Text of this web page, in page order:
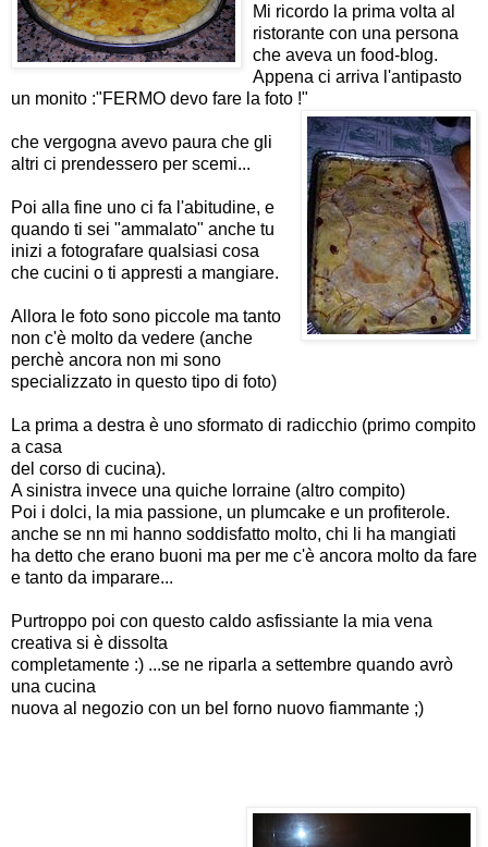
Mi ricordo la prima volta al
ristorante con una persona
che aveva un food-blog.
Appena ci arriva l'antipasto
un monito :"FERMO devo fare la foto !"
che vergogna avevo paura che gli
altri ci prendessero per scemi...
Poi alla fine uno ci fa l'abitudine, e
quando ti sei "ammalato" anche tu
inizi a fotografare qualsiasi cosa
che cucini o ti appresti a mangiare.
Allora le foto sono piccole ma tanto
non c'è molto da vedere (anche
perchè ancora non mi sono
specializzato in questo tipo di foto)
La prima a destra è uno sformato di radicchio (primo compito
a casa
del corso di cucina).
A sinistra invece una quiche lorraine (altro compito)
Poi i dolci, la mia passione, un plumcake e un profiterole.
anche se nn mi hanno soddisfatto molto, chi li ha mangiati
ha detto che erano buoni ma per me c'è ancora molto da fare
e tanto da imparare...
Purtroppo poi con questo caldo asfissiante la mia vena
creativa si è dissolta
completamente :) ...se ne riparla a settembre quando avrò
una cucina
nuova al negozio con un bel forno nuovo fiammante ;)